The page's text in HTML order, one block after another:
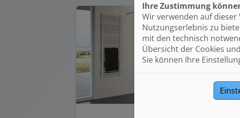
Ihre Zustimmung
Wir verwenden auf
Nutzungserlebnis zu
mit den technisch
Übersicht der Cookies
Sie können Ihre